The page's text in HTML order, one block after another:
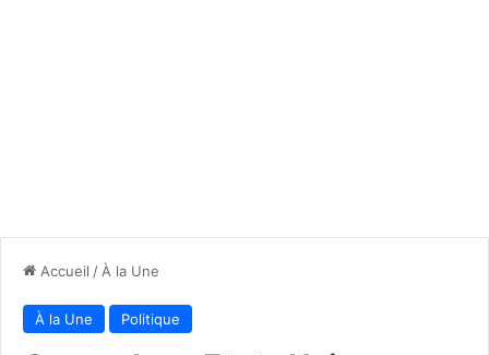
Accueil / À la Une
À la Une Politique